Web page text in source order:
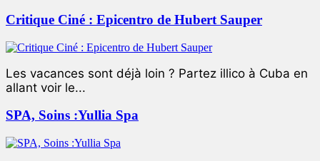
Critique Ciné : Epicentro de Hubert Sauper
Les vacances sont déjà loin ? Partez illico à Cuba en
allant voir le...
SPA, Soins :Yullia Spa